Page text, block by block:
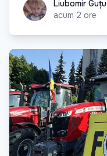
Liubomir Guțu
Liubomir Guțu
acum 2 ore